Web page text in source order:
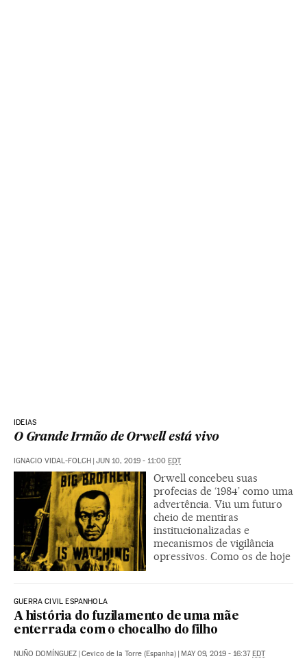
IDEIAS
O Grande Irmão de Orwell está vivo
IGNACIO VIDAL-FOLCH | JUN 10, 2019 - 11:00 EDT
Orwell concebeu suas
profecias de ‘1984’ como uma
advertência. Viu um futuro
cheio de mentiras
institucionalizadas e
mecanismos de vigilância
opressivos. Como os de hoje
GUERRA CIVIL ESPANHOLA
A história do fuzilamento de uma mãe
enterrada com o chocalho do filho
NUÑO DOMÍNGUEZ | Cevico de la Torre (Espanha) | MAY 09, 2019 - 16:37EDT